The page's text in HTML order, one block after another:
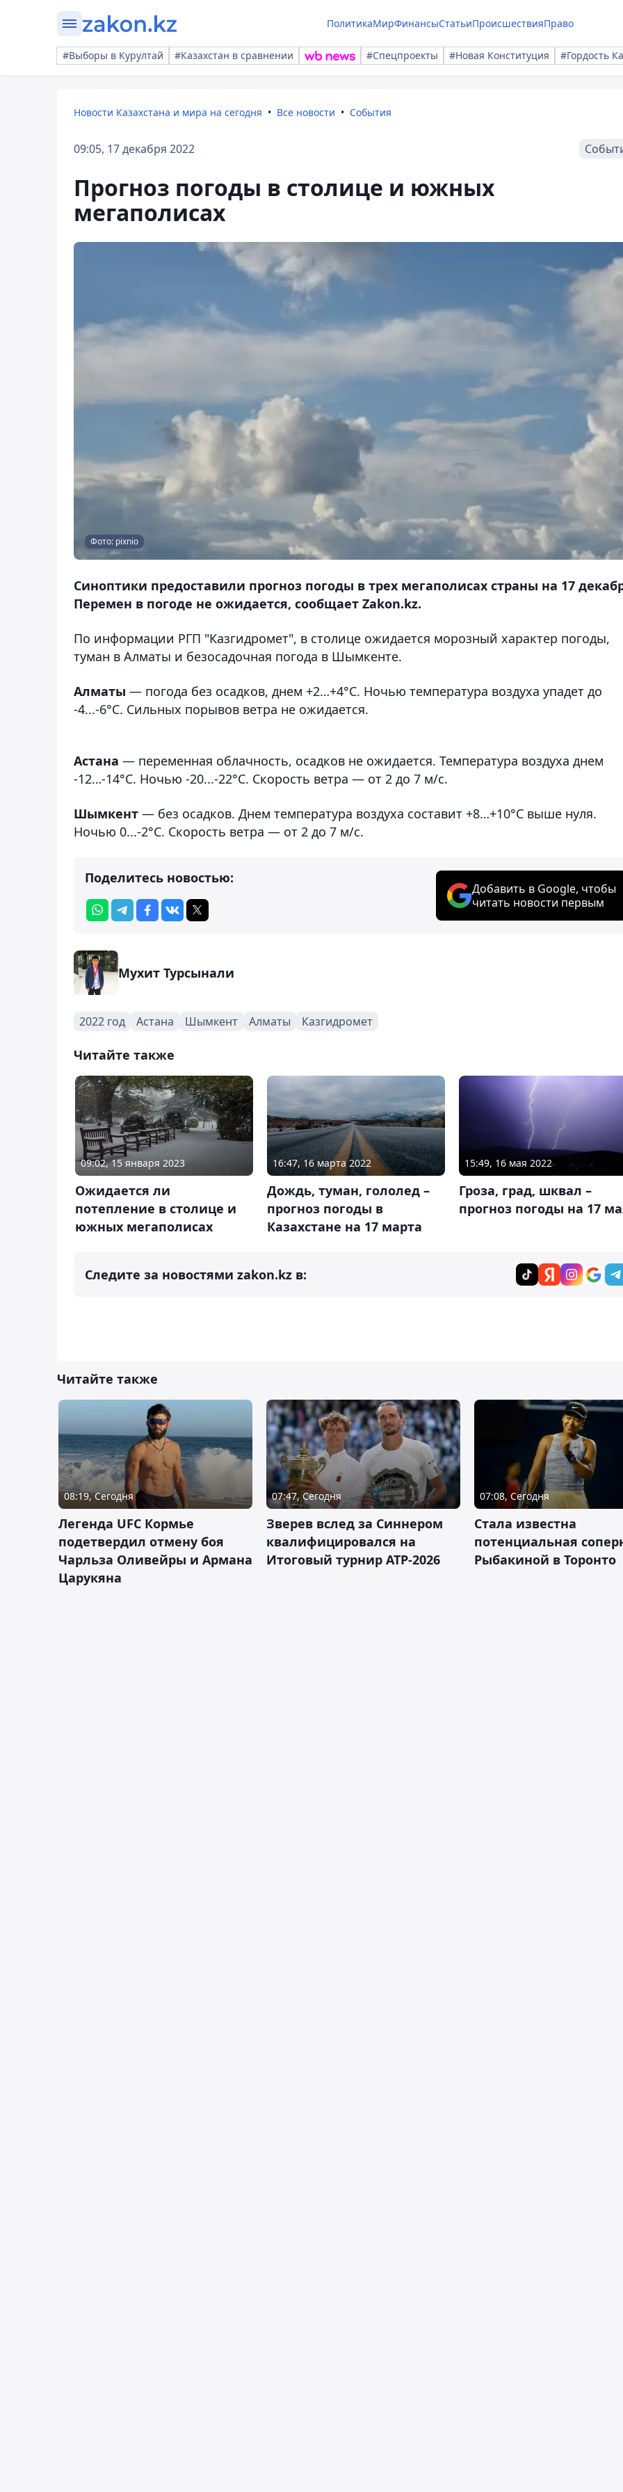
ПолитикаМирФинансыСтатьиПроисшествияПраво
#Выборы в Курултай #Казахстан в сравнении #Спецпроекты #Новая Конституция #Гордость
Новости Казахстана и мира на сегодня Все новости События
09:05, 17 декабря 2022
Прогноз погоды в столице и южных
мегаполисах
Фото: pixnio
Синоптики предоставили прогноз погоды в трех мегаполисах страны на 17
Перемен в погоде не ожидается, сообщает Zakon.kz.
По информации РГП "Казгидромет", в столице ожидается морозный характер погоды,
туман в Алматы и безосадочная погода в Шымкенте.
Алматы — погода без осадков, днем +2…+4°C. Ночью температура воздуха упадет до
-4...-6°C. Сильных порывов ветра не ожидается.
Астана — переменная облачность, осадков не ожидается. Температура воздуха днем
-12…-14°C. Ночью -20...-22°C. Скорость ветра — от 2 до 7 м/с.
Шымкент — без осадков. Днем температура воздуха составит +8…+10°C выше нуля.
Ночью 0...-2°C. Скорость ветра — от 2 до 7 м/с.
Поделитесь новостью:
Добавить в Google, чтобы
читать новости первым
Мухит Турсынали
2022 год Астана Шымкент Алматы Казгидромет
Читайте также
09:02, 15 января 2023
Ожидается ли
потепление в столице и
южных мегаполисах
16:47, 16 марта 2022
Дождь, туман, гололед –
прогноз погоды в
Казахстане на 17 марта
15:49, 16 мая 2022
Гроза, град, шквал –
прогноз погоды на 17
Следите за новостями zakon.kz в:
Читайте также
08:19, Сегодня
Легенда UFC Кормье
подетвердил отмену боя
Чарльза Оливейры и Армана
Царукяна
07:47, Сегодня
Зверев вслед за Синнером
квалифицировался на
Итоговый турнир ATP-2026
07:08, Сегодня
Cтала известна
потенциальная
Рыбакиной в Торонто